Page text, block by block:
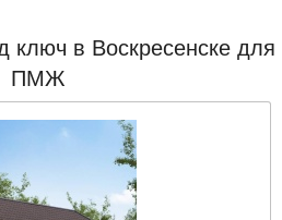
ключ в Воскресенске для
ПМЖ